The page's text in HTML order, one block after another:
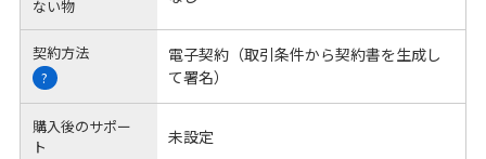
ない物
契約方法
?
電子契約（取引条件から契約書を生成し
て署名）
購入後のサポー
ト
未設定